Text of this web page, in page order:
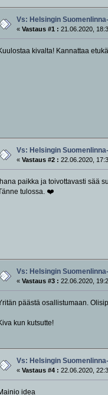
Vs: Helsingin
«Vastaus #1 : 21.06.2020,
kivalta! Kannattaa
Vs: Helsingin
«Vastaus #2 : 22.06.2020,
Ihana paikka ja toivottavasti sää
tulossa. ❤️
Vs: Helsingin
«Vastaus #3 : 22.06.2020,
päästä osallistumaan.
kun kutsutte!
Vs: Helsingin
«Vastaus #4 : 22.06.2020,
idea